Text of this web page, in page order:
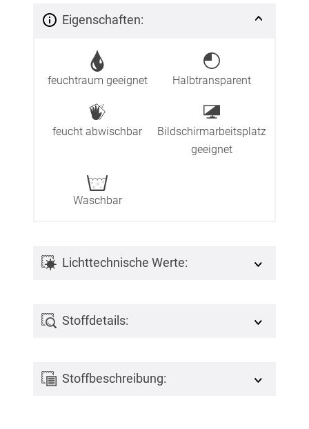
Eigenschaften:
feuchtraum geeignet Halbtransparent
feucht abwischbar
Bildschirmarbeitsplatz
geeignet
Waschbar
Lichttechnische Werte:
Stoffdetails:
Stoffbeschreibung: